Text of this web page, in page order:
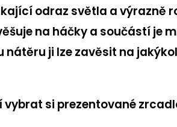
odraz světla a výrazně
na háčky a součástí je
ji lze zavěsit na
vybrat si prezentované